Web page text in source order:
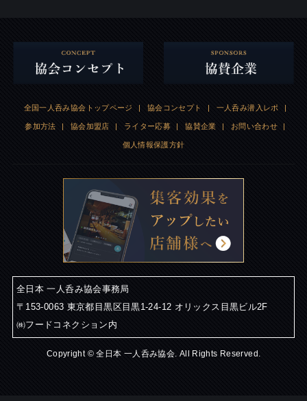
全国一人呑み協会トップページ | 協会コンセプト | 一人呑み潜入レポ |
参加方法 | 協会加盟店 | ライター応募 | 協賛企業 | お問い合わせ |
個人情報保護方針
全日本 一人呑み協会事務局
〒153-0063 東京都目黒区目黒1-24-12 オリックス目黒ビル2F
㈱フードコネクション内
Copyright © 全日本 一人呑み協会. All Rights Reserved.